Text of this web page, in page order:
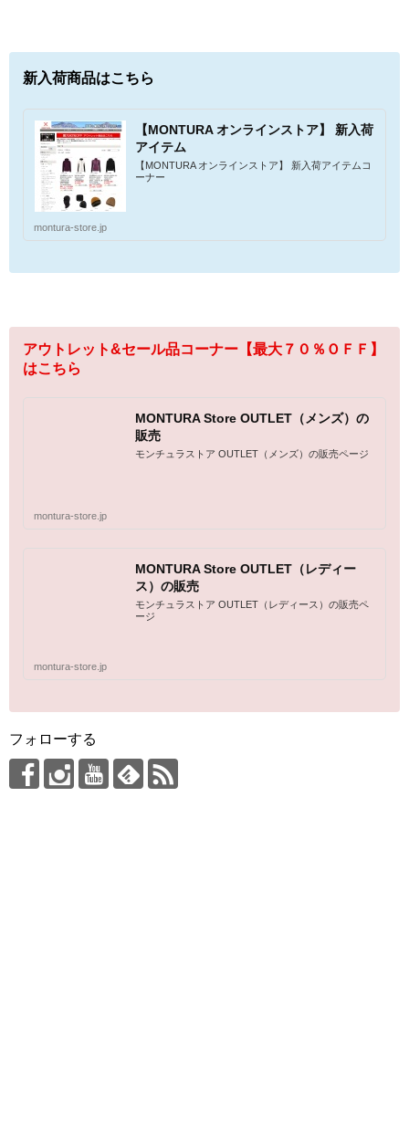
新入荷商品はこちら
【MONTURA オンラインストア】 新入荷
アイテム
【MONTURA オンラインストア】 新入荷アイテムコ
ーナー
montura-store.jp
アウトレット&セール品コーナー【最大７０％ＯＦＦ】
はこちら
MONTURA Store OUTLET（メンズ）の
販売
モンチュラストア OUTLET（メンズ）の販売ページ
montura-store.jp
MONTURA Store OUTLET（レディー
ス）の販売
モンチュラストア OUTLET（レディース）の販売ペ
ージ
montura-store.jp
フォローする